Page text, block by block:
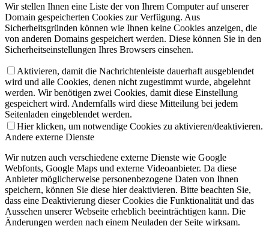
Wir stellen Ihnen eine Liste der von Ihrem Computer auf unserer
Domain gespeicherten Cookies zur Verfügung. Aus
Sicherheitsgründen können wie Ihnen keine Cookies anzeigen, die
von anderen Domains gespeichert werden. Diese können Sie in den
Sicherheitseinstellungen Ihres Browsers einsehen.
Aktivieren, damit die Nachrichtenleiste dauerhaft ausgeblendet
wird und alle Cookies, denen nicht zugestimmt wurde, abgelehnt
werden. Wir benötigen zwei Cookies, damit diese Einstellung
gespeichert wird. Andernfalls wird diese Mitteilung bei jedem
Seitenladen eingeblendet werden.
Hier klicken, um notwendige Cookies zu aktivieren/deaktivieren.
Andere externe Dienste
Wir nutzen auch verschiedene externe Dienste wie Google
Webfonts, Google Maps und externe Videoanbieter. Da diese
Anbieter möglicherweise personenbezogene Daten von Ihnen
speichern, können Sie diese hier deaktivieren. Bitte beachten Sie,
dass eine Deaktivierung dieser Cookies die Funktionalität und das
Aussehen unserer Webseite erheblich beeinträchtigen kann. Die
Änderungen werden nach einem Neuladen der Seite wirksam.